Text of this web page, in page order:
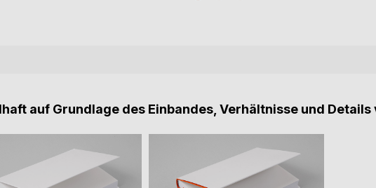
auf Grundlage des Einbandes, Verhältnisse und